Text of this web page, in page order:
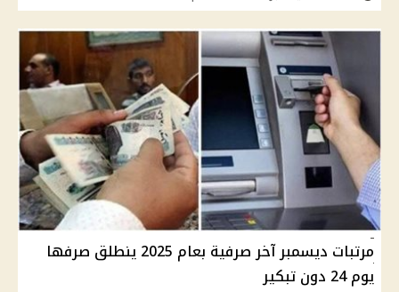
مرتبات ديسمبر آخر صرفية بعام 2025 ينطلق صرفها
يوم 24 دون تبكير